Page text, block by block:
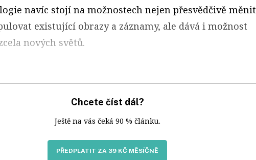
navíc stojí na možnostech nejen přesvědčivě měnit
existující obrazy a záznamy, ale dává i možnost
nových světů.
Chcete číst dál?
Ještě na vás čeká 90 % článku.
PŘEDPLATIT ZA 39 KČ MĚSÍČNĚ